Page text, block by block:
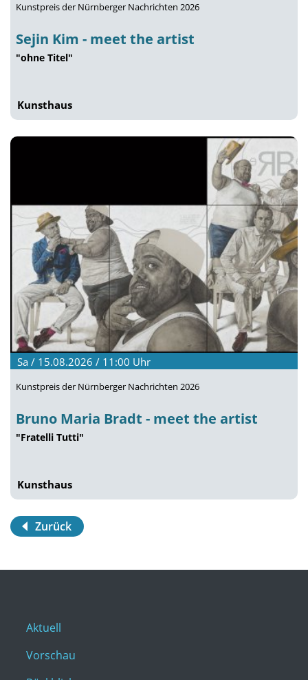
Kunstpreis der Nürnberger Nachrichten 2026
Sejin Kim - meet the artist
"ohne Titel"
Kunsthaus
Sa / 15.08.2026 / 11:00 Uhr
Kunstpreis der Nürnberger Nachrichten 2026
Bruno Maria Bradt - meet the artist
"Fratelli Tutti"
Kunsthaus
Zurück
Aktuell
Vorschau